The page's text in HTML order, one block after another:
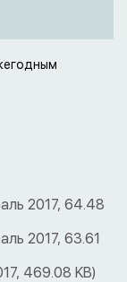
2017, 64.48
2017, 63.61
469.08 KB)